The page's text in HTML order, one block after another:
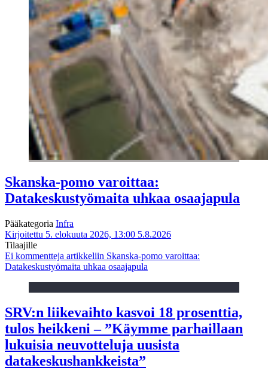
Skanska-pomo varoittaa:
Datakeskustyömaita uhkaa osaajapula
Pääkategoria Infra
Kirjoitettu 5. elokuuta 2026, 13:00 5.8.2026
Tilaajille
Ei kommentteja artikkeliin Skanska-pomo varoittaa:
Datakeskustyömaita uhkaa osaajapula
SRV:n liikevaihto kasvoi 18 prosenttia,
tulos heikkeni – ”Käymme parhaillaan
lukuisia neuvotteluja uusista
datakeskushankkeista”